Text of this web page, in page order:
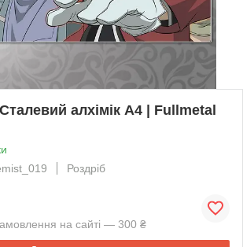
алхімік А4 | Fullmetal
Роздріб
на сайті — 300 ₴